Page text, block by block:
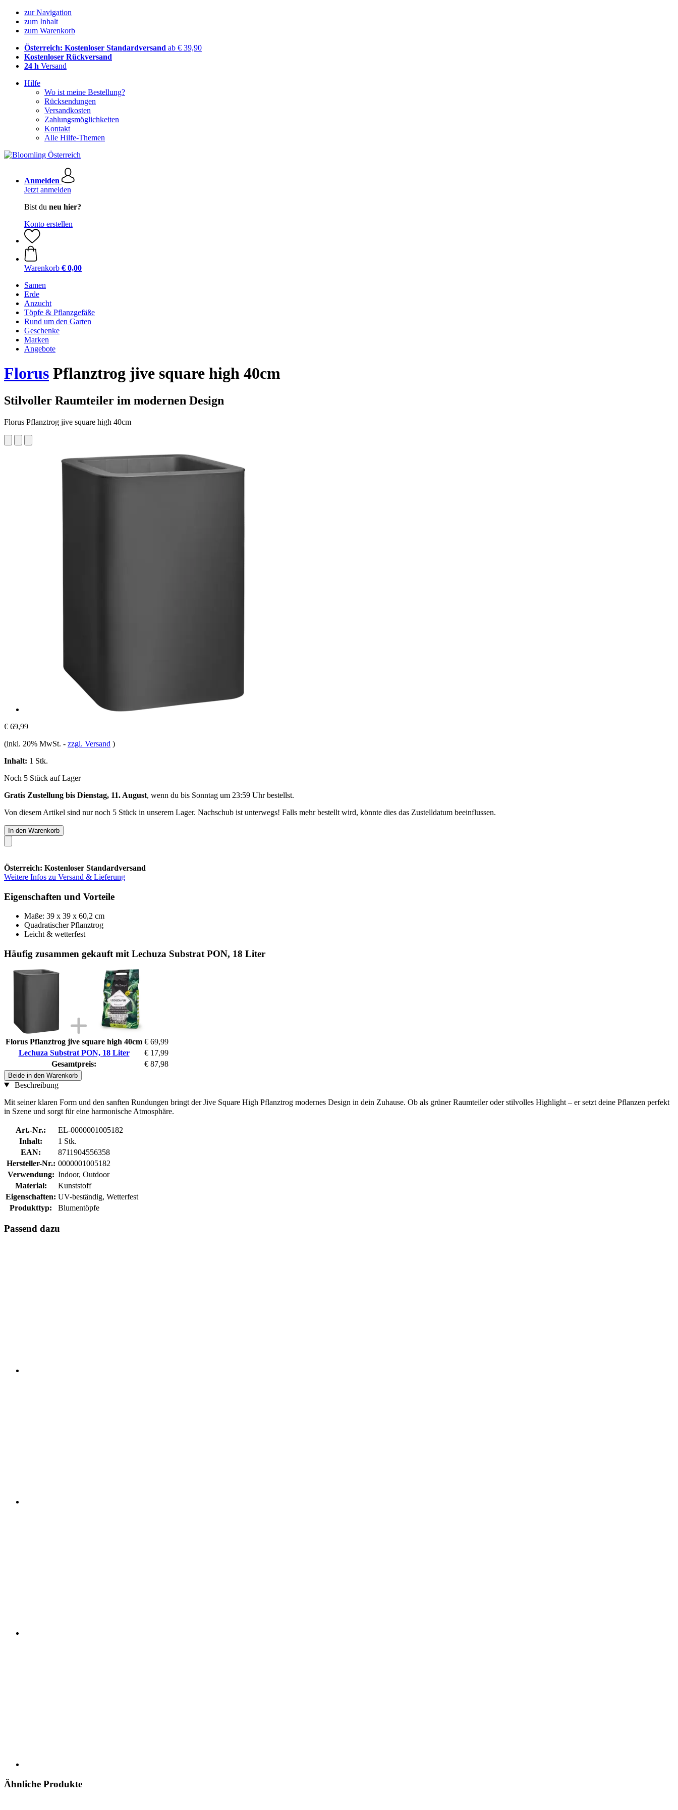
zur Navigation
zum Inhalt
zum Warenkorb
Österreich: Kostenloser Standardversand ab € 39,90
Kostenloser Rückversand
24 h Versand
Hilfe
Wo ist meine Bestellung?
Rücksendungen
Versandkosten
Zahlungsmöglichkeiten
Kontakt
Alle Hilfe-Themen
Anmelden
Jetzt anmelden
Bist du neu hier?
Konto erstellen
Warenkorb € 0,00
Samen
Erde
Anzucht
Töpfe & Pflanzgefäße
Rund um den Garten
Geschenke
Marken
Angebote
Florus Pflanztrog jive square high 40cm
Stilvoller Raumteiler im modernen Design
Florus Pflanztrog jive square high 40cm
€ 69,99
(inkl. 20% MwSt. - zzgl. Versand )
Inhalt: 1 Stk.
Noch 5 Stück auf Lager
Gratis Zustellung bis Dienstag, 11. August, wenn du bis Sonntag um 23:59 Uhrbestellst.
Von diesem Artikel sind nur noch 5 Stück in unserem Lager. Nachschub ist unterwegs! Falls mehr bestellt wird, könnte dies das Zustelldatum beeinflussen.
In den Warenkorb
Österreich: Kostenloser Standardversand
Weitere Infos zu Versand & Lieferung
Eigenschaften und Vorteile
Maße: 39 x 39 x 60,2 cm
Quadratischer Pflanztrog
Leicht & wetterfest
Häufig zusammen gekauft mit Lechuza Substrat PON, 18 Liter
Florus Pflanztrog jive square high 40cm € 69,99
Lechuza Substrat PON, 18 Liter
€ 17,99
Gesamtpreis:
€ 87,98
Beide in den Warenkorb
Beschreibung
Mit seiner klaren Form und den sanften Rundungen bringt der Jive Square High Pflanztrog modernes Design in dein Zuhause. Ob als grüner Raumteiler oder stilvolles Highlight – er setzt deine Pflanzen perfekt
in Szene und sorgt für eine harmonische Atmosphäre.
Art.-Nr.:
EL-0000001005182
Inhalt:
1 Stk.
EAN:
8711904556358
Hersteller-Nr.: 0000001005182
Verwendung: Indoor, Outdoor
Material:
Kunststoff
Eigenschaften: UV-beständig, Wetterfest
Produkttyp:
Blumentöpfe
Passend dazu
Ähnliche Produkte